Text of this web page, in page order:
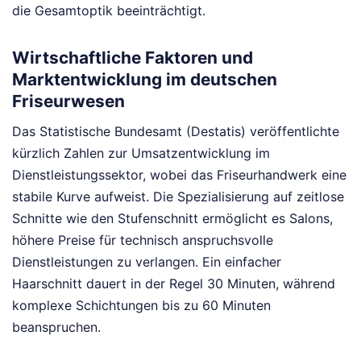
die Gesamtoptik beeinträchtigt.
Wirtschaftliche Faktoren und
Marktentwicklung im deutschen
Friseurwesen
Das Statistische Bundesamt (Destatis) veröffentlichte
kürzlich Zahlen zur Umsatzentwicklung im
Dienstleistungssektor, wobei das Friseurhandwerk eine
stabile Kurve aufweist. Die Spezialisierung auf zeitlose
Schnitte wie den Stufenschnitt ermöglicht es Salons,
höhere Preise für technisch anspruchsvolle
Dienstleistungen zu verlangen. Ein einfacher
Haarschnitt dauert in der Regel 30 Minuten, während
komplexe Schichtungen bis zu 60 Minuten
beanspruchen.